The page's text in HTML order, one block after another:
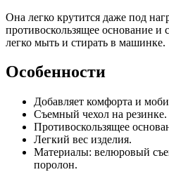
Она легко крутится даже под
противоскользящее основание и
легко мыть и стирать в машинке.
Особенности
Добавляет комфорта и
Съемный чехол на резинке.
Противоскользящее
Легкий вес изделия.
Материалы: велюровый
поролон.